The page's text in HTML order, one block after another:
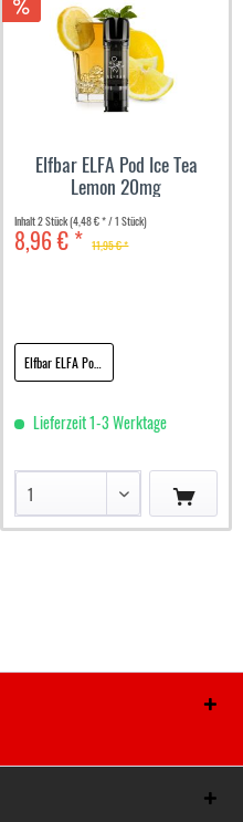
Elfbar ELFA Pod Ice Tea
Lemon 20mg
Inhalt2 Stück(4,48 € * / 1 Stück)
8,96 € * 11,95 € *
Lieferzeit 1-3 Werktage